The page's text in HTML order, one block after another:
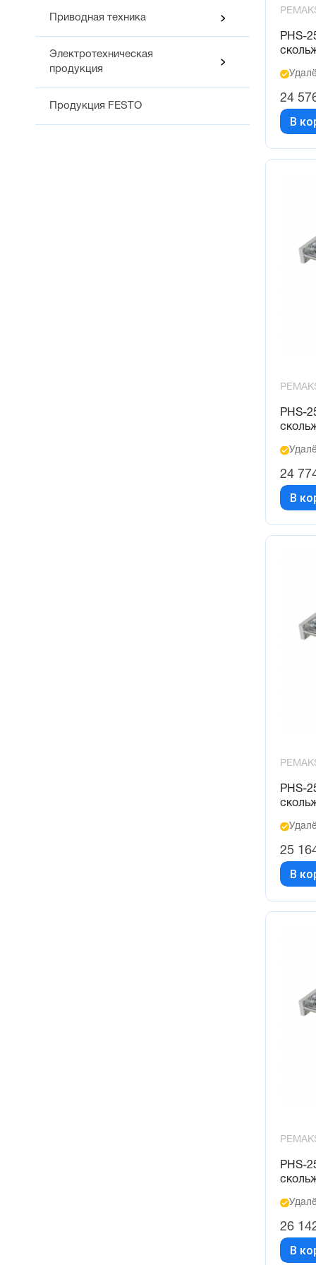
Приводная техника
Электротехническая
продукция
Продукция FESTO
370 (1)
40 (9)
400 (9)
50 (10)
PHS-
24
В
PHS-
24
В
PHS-
25
В
PHS-
26
В